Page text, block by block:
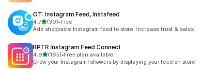
OT: Instagram Feed, Instafeed
4.7별 5개 중
(39)
총 리뷰 39개
•Free
Add shoppable Instagram feed to store. Increase trust & sales
RPTR Instagram Feed Connect
4.9별 5개 중
(165)
총 리뷰 165개
•Free plan available
Grow your Instagram followers by displaying your feed on store